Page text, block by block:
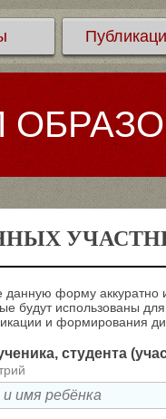
данную форму аккуратно
будут использованы
и формирования
студента